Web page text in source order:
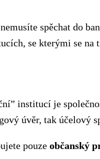
spěchat do
se kterými se
institucí je
úvěr, tak účelový
pouze občanský